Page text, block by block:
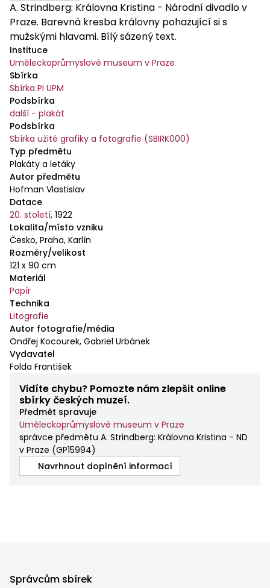
A. Strindberg: Královna Kristina - Národní divadlo v
Praze. Barevná kresba královny pohazující si s
mužskými hlavami. Bílý sázený text.
Instituce
Uměleckoprůmyslové museum v Praze
Sbírka
Sbírka PI UPM
Podsbírka
další - plakát
Podsbírka
Sbírka užité grafiky a fotografie (SBIRK000)
Typ předmětu
Plakáty a letáky
Autor předmětu
Hofman Vlastislav
Datace
20. století, 1922
Lokalita/místo vzniku
Česko, Praha, Karlín
Rozměry/velikost
121 x 90 cm
Materiál
Papír
Technika
Litografie
Autor fotografie/média
Ondřej Kocourek, Gabriel Urbánek
Vydavatel
Folda František
Vidíte chybu? Pomozte nám zlepšit online
sbírky českých muzeí.
Předmět spravuje
Uměleckoprůmyslové museum v Praze
správce předmětu A. Strindberg: Královna Kristina - ND
v Praze (GP15994)
Navrhnout doplnění informací
Správcům sbírek